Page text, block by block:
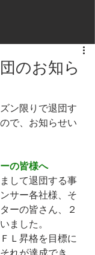
のお知ら
ン限りで退団す
で、お知らせい
の皆様へ
して退団する事
サー各社様、そ
ーの皆さん、２
ました。
Ｌ昇格を目標に